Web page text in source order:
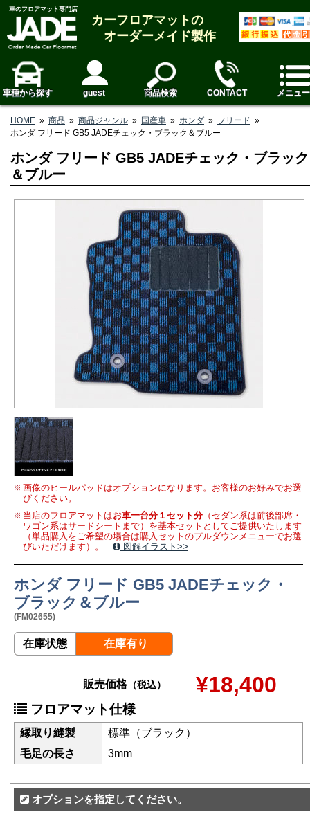
車のフロアマット専門店
カーフロアマットの
オーダーメイド製作
車種から探す guest 商品検索 CONTACT メニュー
HOME » 商品 » 商品ジャンル » 国産車 » ホンダ » フリード »
ホンダ フリード GB5 JADEチェック・ブラック＆ブルー
ホンダ フリード GB5 JADEチェック・ブラック
＆ブルー
画像のヒールパッドはオプションになります。お客様のお好みでお選
びください。
当店のフロアマットはお車一台分１セット分（セダン系は前後部席・
ワゴン系はサードシートまで）を基本セットとしてご提供いたします
（単品購入をご希望の場合は購入セットのプルダウンメニューでお選
びいただけます）。
図解イラスト>>
ホンダ フリード GB5 JADEチェック・
ブラック＆ブルー
(FM02655)
在庫状態 在庫有り
販売価格（税込） ¥18,400
フロアマット仕様
縁取り縫製
標準（ブラック）
毛足の長さ
3mm
オプションを指定してください。